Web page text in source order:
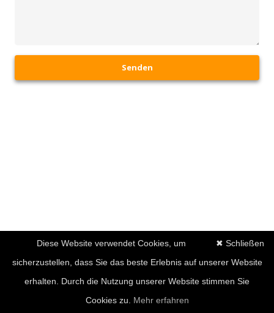
Senden
✖ Schließen
Diese Website verwendet Cookies, um
sicherzustellen, dass Sie das beste Erlebnis auf unserer Website
erhalten. Durch die Nutzung unserer Website stimmen Sie
Cookies zu. Mehr erfahren